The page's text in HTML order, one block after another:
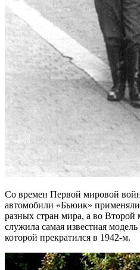
Со времен Первой мировой
автомобили «Бьюик»
разных стран мира, а во
служила самая известная модель
которой прекратился в 1942-м.